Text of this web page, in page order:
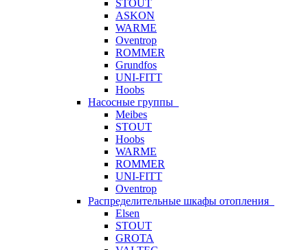
STOUT
ASKON
WARME
Oventrop
ROMMER
Grundfos
UNI-FITT
Hoobs
Насосные группы
Meibes
STOUT
Hoobs
WARME
ROMMER
UNI-FITT
Oventrop
Распределительные шкафы отопления
Elsen
STOUT
GROTA